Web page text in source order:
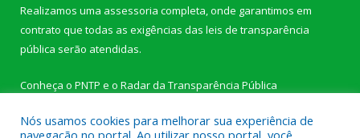
Realizamos uma assessoria completa, onde garantimos em
contrato que todas as exigências das leis de transparência
pública serão atendidas.
Conheça o PNTP e o Radar da Transparência Pública
Nós usamos cookies para melhorar sua experiência de
navegação no portal. Ao utilizar nosso portal, você